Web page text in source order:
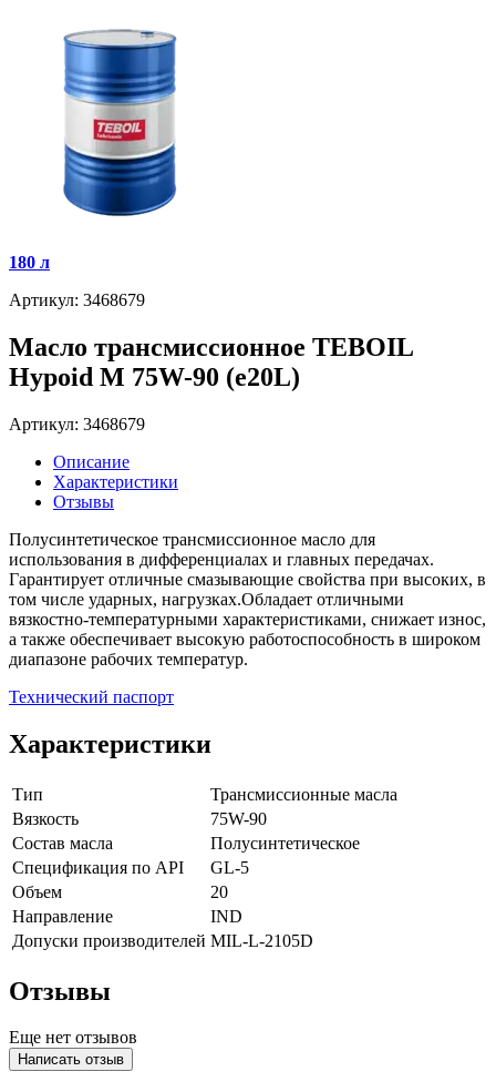
180 л
Артикул: 3468679
Масло трансмиссионное TEBOIL
Hypoid M 75W-90 (e20L)
Артикул: 3468679
Описание
Характеристики
Отзывы
Полусинтетическое трансмиссионное масло для
использования в дифференциалах и главных передачах.
Гарантирует отличные смазывающие свойства при высоких, в
том числе ударных, нагрузках.Обладает отличными
вязкостно-температурными характеристиками, снижает износ,
а также обеспечивает высокую работоспособность в широком
диапазоне рабочих температур.
Технический паспорт
Характеристики
Тип
Трансмиссионные масла
Вязкость
75W-90
Состав масла
Полусинтетическое
Спецификация по API
GL-5
Объем
20
Направление
IND
Допуски производителей MIL-L-2105D
Отзывы
Еще нет отзывов
Написать отзыв